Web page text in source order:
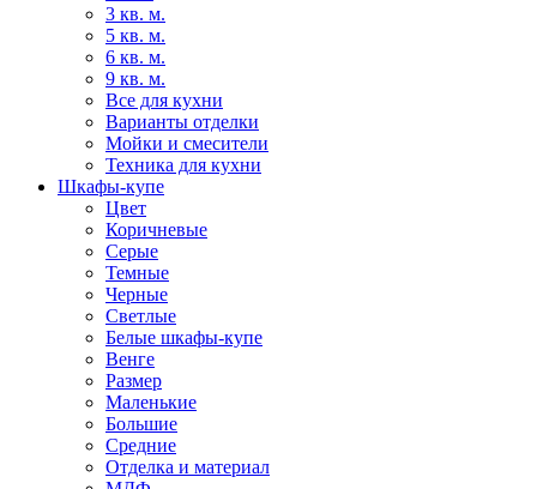
3 кв. м.
5 кв. м.
6 кв. м.
9 кв. м.
Все для кухни
Варианты отделки
Мойки и смесители
Техника для кухни
Шкафы-купе
Цвет
Коричневые
Серые
Темные
Черные
Светлые
Белые шкафы-купе
Венге
Размер
Маленькие
Большие
Средние
Отделка и материал